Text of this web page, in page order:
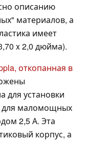
описанию
материалов, а
имеет
x 2,0 дюйма).
откопанная в
для установки
для маломощных
2,5 А. Эта
корпус, а